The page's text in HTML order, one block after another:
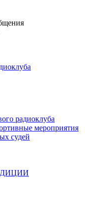
радиоклуба
мероприятия
судей